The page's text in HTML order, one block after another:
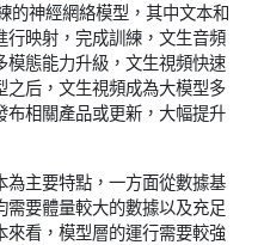
的神經網絡模型，其中文本和
行映射，完成訓練，文生音頻
模態能力升級，文生視頻快速
之后，文生視頻成為大模型多
布相關產品或更新，大幅提升
為主要特點，一方面從數據基
要體量較大的數據以及充足
來看，模型層的運行需要較強